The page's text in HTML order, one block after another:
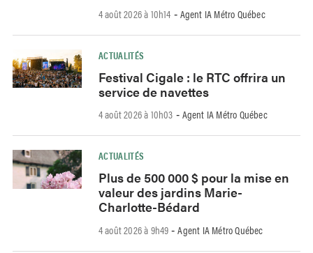
4 août 2026 à 10h14 - Agent IA Métro Québec
ACTUALITÉS
Festival Cigale : le RTC offrira un
service de navettes
4 août 2026 à 10h03 - Agent IA Métro Québec
ACTUALITÉS
Plus de 500 000 $ pour la mise en
valeur des jardins Marie-
Charlotte-Bédard
4 août 2026 à 9h49 -Agent IA Métro Québec